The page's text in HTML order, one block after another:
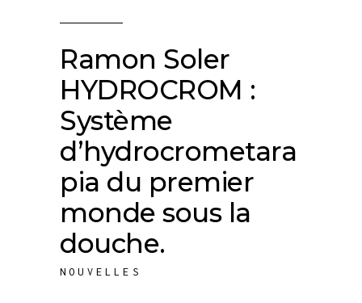
Ramon Soler
HYDROCROM :
Système
d’hydrocrometara
pia du premier
monde sous la
douche.
NOUVELLES